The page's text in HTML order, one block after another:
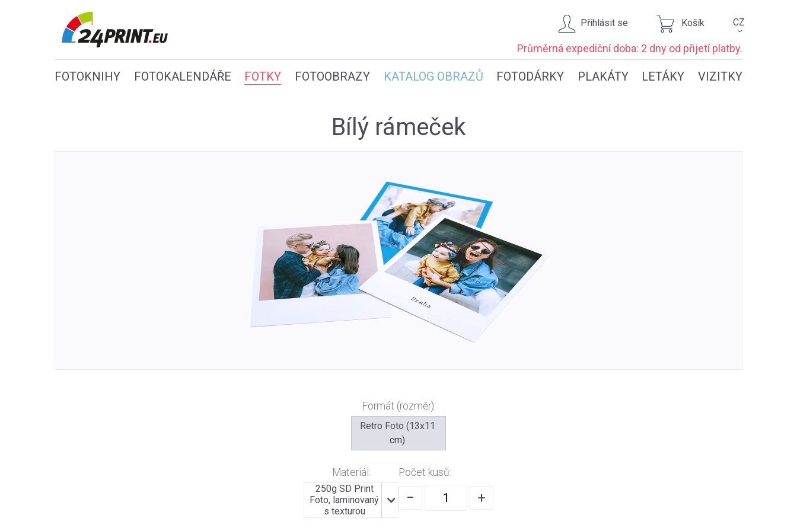
Přihlásit se Košík CZ
›
Průměrná expedičnídoba: 2 dny od přijetí platby.
FOTOKNIHY FOTOKALENDÁŘE FOTKY FOTOOBRAZY KATALOG OBRAZŮ FOTODÁRKY PLAKÁTY LETÁKY VIZITKY
Bílý rámeček
Formát (rozměr):
Retro Foto (13x11
cm)
Materiál:
250g SD Print
Foto, laminovaný
s texturou
Počet kusů:
− +